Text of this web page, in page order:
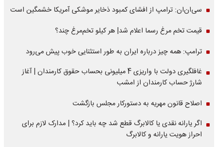
سی‌ان‌ان: ترامپ از افشای کمبود ذخایر موشکی آمریکا خشمگین است
قیمت تخم مرغ رسما اعلام شد| هر کیلو تخم‌مرغ چند؟
ترامپ: همه چیز درباره ایران به طور استثنایی خوب پیش می‌رود
غافلگیری دولت با واریزی 4 میلیونی بحساب حقوق کارمندان | آغاز
شارژ حساب کارمندان از امشب
اصلاح قانون مهریه به دستورکار مجلس بازگشت
اگر یارانه نقدی یا کالابرگ قطع شد چه باید کرد؟ | مدارک لازم برای
احراز هویت یارانه و کالابرگ